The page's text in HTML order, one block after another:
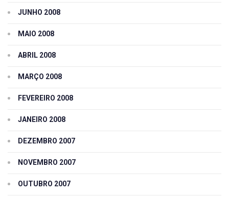
JUNHO 2008
MAIO 2008
ABRIL 2008
MARÇO 2008
FEVEREIRO 2008
JANEIRO 2008
DEZEMBRO 2007
NOVEMBRO 2007
OUTUBRO 2007